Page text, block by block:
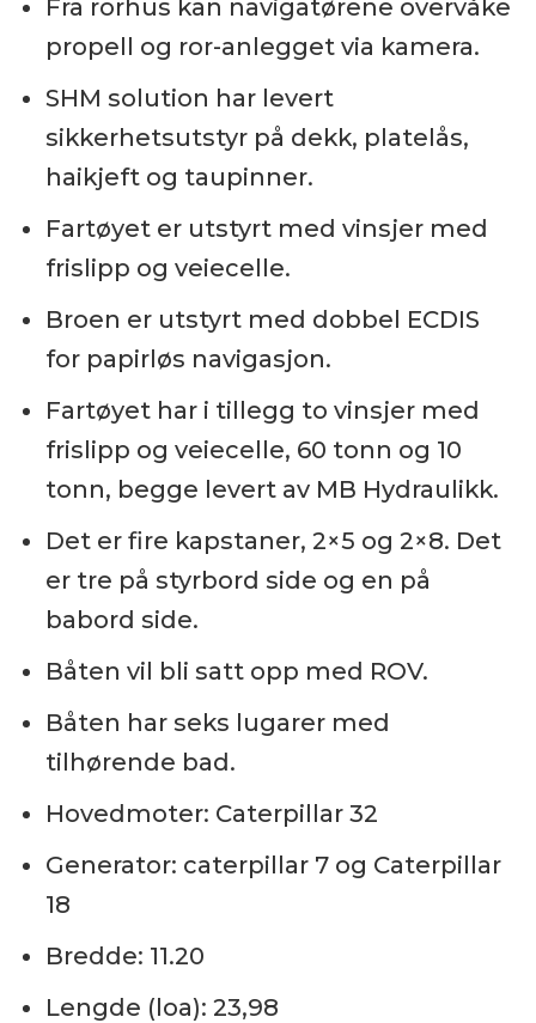
Fra rorhus kan navigatørene overvåke
propell og ror-anlegget via kamera.
SHM solution har levert
sikkerhetsutstyr på dekk, platelås,
haikjeft og taupinner.
Fartøyet er utstyrt med vinsjer med
frislipp og veiecelle.
Broen er utstyrt med dobbel ECDIS
for papirløs navigasjon.
Fartøyet har i tillegg to vinsjer med
frislipp og veiecelle, 60 tonn og 10
tonn, begge levert av MB Hydraulikk.
Det er fire kapstaner, 2×5 og 2×8. Det
er tre på styrbord side og en på
babord side.
Båten vil bli satt opp med ROV.
Båten har seks lugarer med
tilhørende bad.
Hovedmoter: Caterpillar 32
Generator: caterpillar 7 og Caterpillar
18
Bredde: 11.20
Lengde (loa): 23,98